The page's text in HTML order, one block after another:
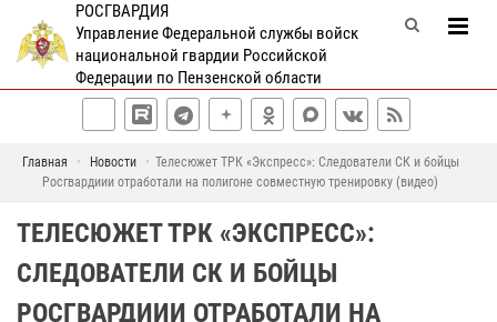
РОСГВАРДИЯ
Управление Федеральной службы войск
национальной гвардии Российской
Федерации по Пензенской области
Главная Новости
Телесюжет ТРК «Экспресс»: Следователи СК и бойцы
Росгвардиии отработали на полигоне совместную тренировку (видео)
ТЕЛЕСЮЖЕТ ТРК «ЭКСПРЕСС»:
СЛЕДОВАТЕЛИ СК И БОЙЦЫ
РОСГВАРДИИИ ОТРАБОТАЛИ НА